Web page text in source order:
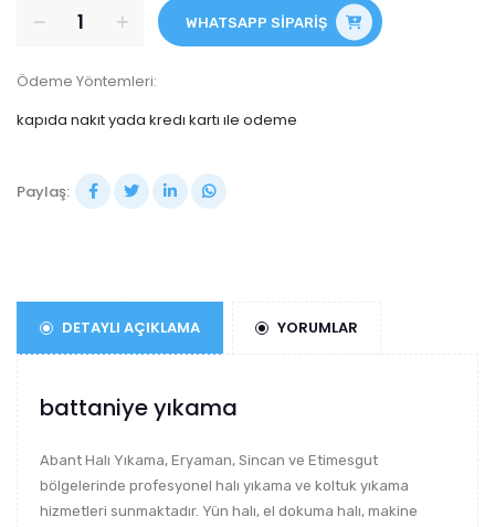
WHATSAPP SIPARIŞ
Ödeme Yöntemleri:
kapıda nakıt yada kredı kartı ıle odeme
Paylaş:
DETAYLI AÇIKLAMA YORUMLAR
battaniye yıkama
Abant Halı Yıkama, Eryaman, Sincan ve Etimesgut
bölgelerinde profesyonel halı yıkama ve koltuk yıkama
hizmetleri sunmaktadır. Yün halı, el dokuma halı, makine